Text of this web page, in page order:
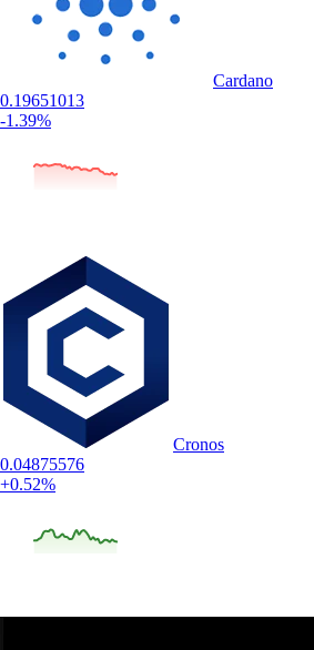
Cardano
0.19651013
-1.39%
Cronos
0.04875576
+0.52%